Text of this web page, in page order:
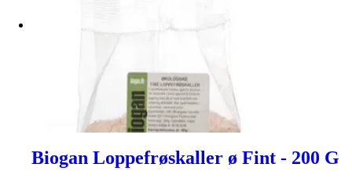
Biogan Loppefrøskaller ø Fint - 200 G